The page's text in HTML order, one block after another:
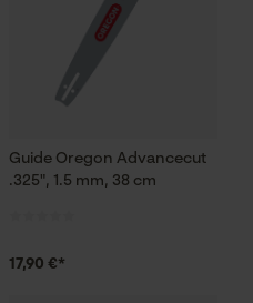
Guide Oregon Advancecut
.325", 1.5 mm, 38 cm
17,90 €*